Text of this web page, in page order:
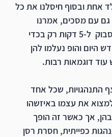
אחת ובסוף חיסלנו את כל
עם מסכים, אמרנו
שניכנס לפייסבוק  ל-5 דקות רק בכדי
היום והופ נעלמו להן
עוד דוגמאות רבות.
התנהגויות, שכל אחד
את עצמו באיזשהו
אך כאשר זה הופך
כפייתית, חסרת רסן